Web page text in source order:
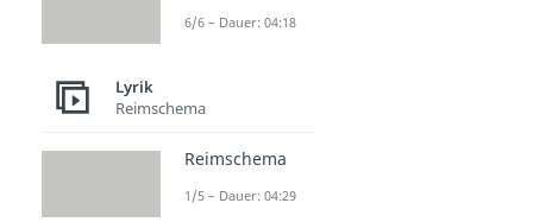
6/6 – Dauer: 04:18
Lyrik
Reimschema
Reimschema
1/5 – Dauer: 04:29